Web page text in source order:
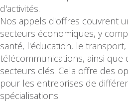
d'activités.
Nos appels d'offres couvrent
secteurs économiques, y
santé, l'éducation, le
télécommunications, ainsi
secteurs clés. Cela offre des
pour les entreprises de
spécialisations.